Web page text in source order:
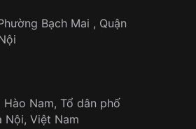
khi xác nhận đơn hàng thành
bị:
Bạch Mai , Quận
Hào Nam, Tổ dân phố
Nội, Việt Nam